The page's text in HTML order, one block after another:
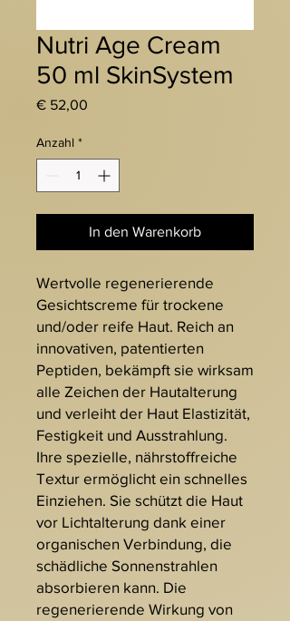
Nutri Age Cream
50 ml SkinSystem
€ 52,00
Anzahl *
In den Warenkorb
Wertvolle regenerierende
Gesichtscreme für trockene
und/oder reife Haut. Reich an
innovativen, patentierten
Peptiden, bekämpft sie wirksam
alle Zeichen der Hautalterung
und verleiht der Haut Elastizität,
Festigkeit und Ausstrahlung.
Ihre spezielle, nährstoffreiche
Textur ermöglicht ein schnelles
Einziehen. Sie schützt die Haut
vor Lichtalterung dank einer
organischen Verbindung, die
schädliche Sonnenstrahlen
absorbieren kann. Die
regenerierende Wirkung von